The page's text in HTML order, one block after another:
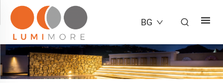
BG